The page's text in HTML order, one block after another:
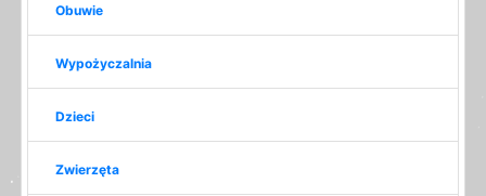
Obuwie
Wypożyczalnia
Dzieci
Zwierzęta